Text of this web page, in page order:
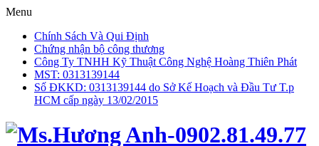
Menu
Chính Sách Và Qui Định
Chứng nhận bộ công thương
Công Ty TNHH Kỹ Thuật Công Nghệ Hoàng Thiên Phát
MST: 0313139144
Số ĐKKD: 0313139144 do Sở Kế Hoạch và Đầu Tư T.p
HCM cấp ngày 13/02/2015